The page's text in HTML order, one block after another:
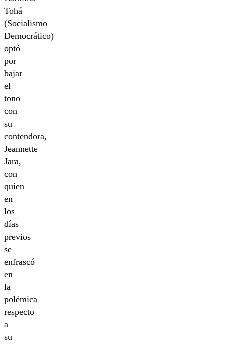
Tohá
(Socialismo
Democrático)
optó
por
bajar
el
tono
con
su
contendora,
Jeannette
Jara,
con
quien
en
los
días
previos
se
enfrascó
en
la
polémica
respecto
a
su